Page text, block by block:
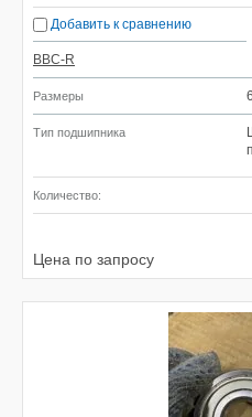
Добавить к сравнению
BBC-R
Размеры
Тип подшипника
Количество:
Цена по запросу